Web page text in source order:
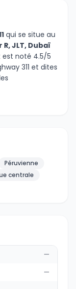
qui se situe au
JLT, Dubaï
est noté 4.5/5
311 et dites
Péruvienne
centrale
—
—